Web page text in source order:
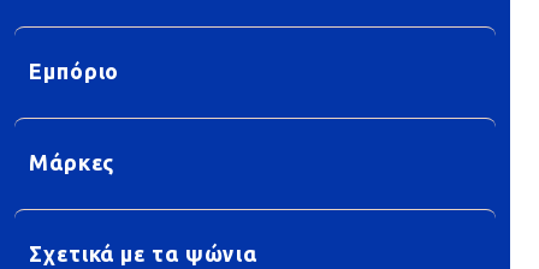
Εμπόριο
Μάρκες
Σχετικά με τα ψώνια